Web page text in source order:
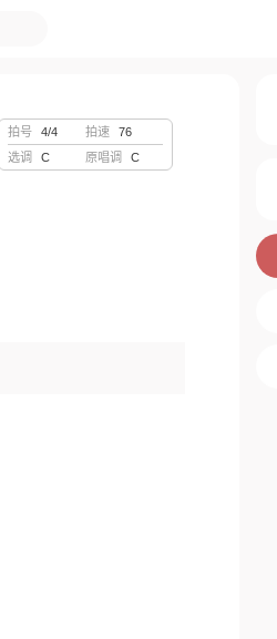
拍号 4/4 拍速
76
选调
C 原唱调 C